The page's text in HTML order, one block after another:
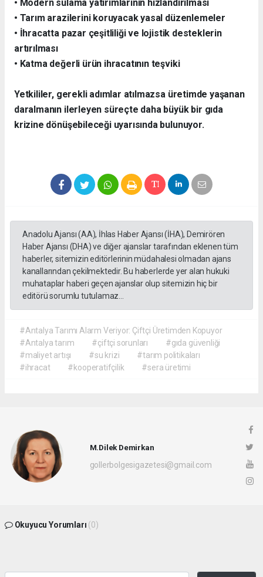
• Modern sulama yatırımlarının hızlandırılması
• Tarım arazilerini koruyacak yasal düzenlemeler
• İhracatta pazar çeşitliliği ve lojistik desteklerin
artırılması
• Katma değerli ürün ihracatının teşviki
Yetkililer, gerekli adımlar atılmazsa üretimde yaşanan
daralmanın ilerleyen süreçte daha büyük bir gıda
krizine dönüşebileceği uyarısında bulunuyor.
Anadolu Ajansı (AA), İhlas Haber Ajansı (İHA), Demirören
Haber Ajansı (DHA) ve diğer ajanslar tarafından eklenen tüm
haberler, sitemizin editörlerinin müdahalesi olmadan ajans
kanallarından çekilmektedir. Bu haberlerde yer alan hukuki
muhataplar haberi geçen ajanslar olup sitemizin hiç bir
editörü sorumlu tutulamaz...
#Antalya Tarımı Alarm Veriyor: Çiftçi Üretimden Kopuyor
#Antalya tarım
#çiftçi sorunları
#gıda güvenliği
#maliyet artışı
#su krizi
#tarım politikaları
#ihracat
#kooperatifçilik #sera üretimi
M.Dilek Demirkan
gollerbolgesigazetesi@gmail.com
Okuyucu Yorumları (0)